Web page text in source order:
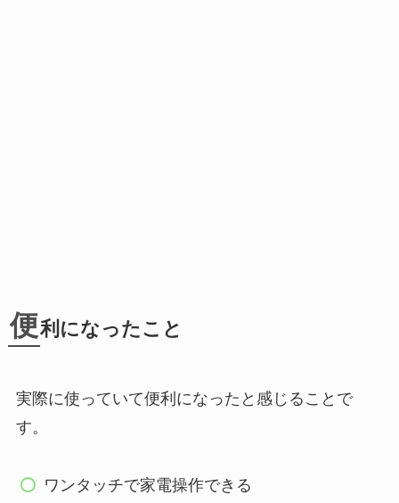
便利になったこと
実際に使っていて便利になったと感じることで
す。
ワンタッチで家電操作できる